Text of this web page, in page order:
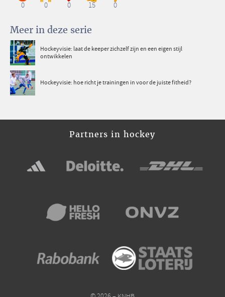
0 0 0 15 0
Meer in deze serie
Hockeyvisie: laat de keeper zichzelf zijn en een eigen stijl
ontwikkelen
Hockeyvisie: hoe richt je trainingen in voor de juiste fitheid?
Partners in hockey